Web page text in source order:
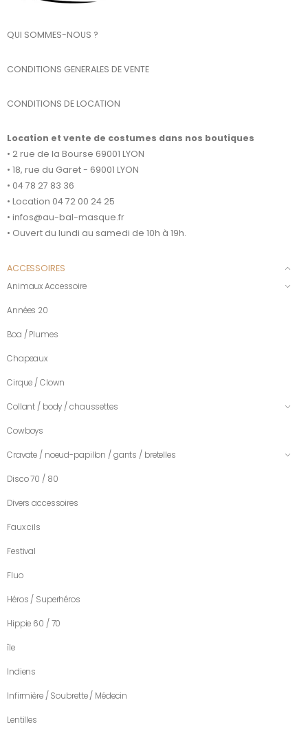
QUI SOMMES-NOUS ?
CONDITIONS GENERALES DE VENTE
CONDITIONS DE LOCATION
Location et vente de costumes dans nos boutiques
• 2 rue de la Bourse 69001 LYON
• 18, rue du Garet - 69001 LYON
• 04 78 27 83 36
• Location 04 72 00 24 25
• infos@au-bal-masque.fr
• Ouvert du lundi au samedi de 10h à 19h.
ACCESSOIRES
Animaux Accessoire
Années 20
Boa / Plumes
Chapeaux
Cirque / Clown
Collant / body / chaussettes
Cowboys
Cravate / noeud-papillon / gants / bretelles
Disco 70 / 80
Divers accessoires
Faux cils
Festival
Fluo
Héros / Superhéros
Hippie 60 / 70
île
Indiens
Infirmière / Soubrette / Médecin
Lentilles